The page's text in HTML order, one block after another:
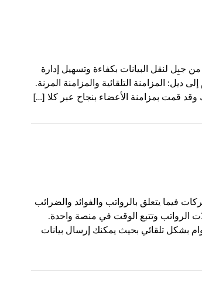
جبِل لنقل البيانات بكفاءة وتسهيل إدارة
ديل: المزامنة التلقائية والمزامنة المرنة.
قمت بمزامنة الأعضاء بنجاح عبر كلا […]
فيما يتعلق بالرواتب والفوائد والضرائب
الرواتب وتتبع الوقت في منصة واحدة.
بشكل تلقائي بحيث يمكنك إرسال بيانات